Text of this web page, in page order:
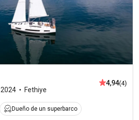
2024 Fethiye
4,94(4)
Dueño de un superbarco